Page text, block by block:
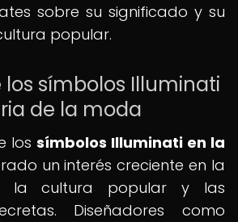
sobre su significado y su
popular.
símbolos Illuminati
de la moda
los símbolos Illuminati en la
un interés creciente en la
la cultura popular y las
Diseñadores como